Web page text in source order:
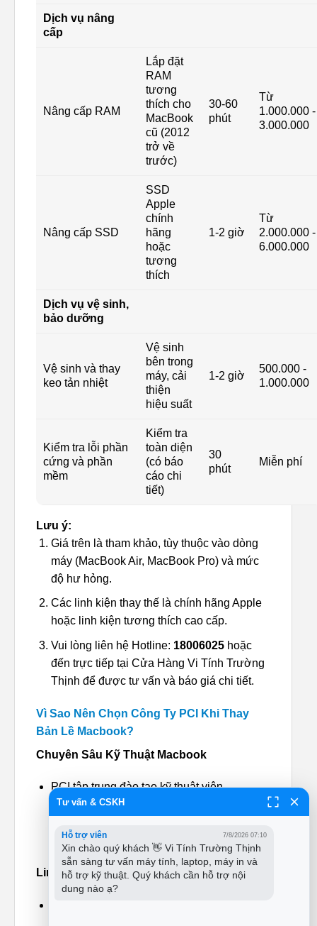
Dịch vụ nâng
cấp
Nâng cấp RAM
Lắp đặt
RAM
tương
thích cho
MacBook
cũ (2012
trở về
trước)
30-60
phút
Từ
1.000.000 -
3.000.000
Nâng cấp SSD
SSD
Apple
chính
hãng
hoặc
tương
thích
1-2 giờ
Từ
2.000.000 -
6.000.000
Dịch vụ vệ sinh,
bảo dưỡng
Vệ sinh và thay
keo tản nhiệt
Vệ sinh
bên trong
máy, cải
thiện
hiệu suất
1-2 giờ
500.000 -
1.000.000
Kiểm tra lỗi phần
cứng và phần
mềm
Kiểm tra
toàn diện
(có báo
cáo chi
tiết)
30
phút
Miễn phí
Lưu ý:
Giá trên là tham khảo, tùy thuộc vào dòng
máy (MacBook Air, MacBook Pro) và mức
độ hư hỏng.
Các linh kiện thay thế là chính hãng Apple
hoặc linh kiện tương thích cao cấp.
Vui lòng liên hệ Hotline: 18006025hoặc
đến trực tiếp tại Cửa Hàng Vi Tính Trường
Thịnh để được tư vấn và báo giá chi tiết.
Vì Sao Nên Chọn Công Ty PCI Khi Thay
Bản Lề Macbook?
Chuyên Sâu Kỹ Thuật Macbook
PCI tập trung đào tạo kỹ thuật viên
MacBook, hiểu rõ cấu trúc bản lề từng đời
cáp.
Linh Kiện Chất Lượng Cao
Tư vấn & CSKH
Hỗ trợ viên 7/8/2026 07:10
Xin chào quý khách 👋 Vi Tính Trường Thịnh
sẵn sàng tư vấn máy tính, laptop, máy in và
hỗ trợ kỹ thuật. Quý khách cần hỗ trợ nội
dung nào ạ?